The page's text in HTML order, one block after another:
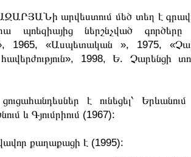
արվեստում մեծ տեղ է
պոեզիայից ներշնչված գործերը
1965, «Ասպետական », 1975,
1998, Ե. Չարենցի
է ունեցել՝
և Գյումրիում (1967):
քաղաքացի է (1995):